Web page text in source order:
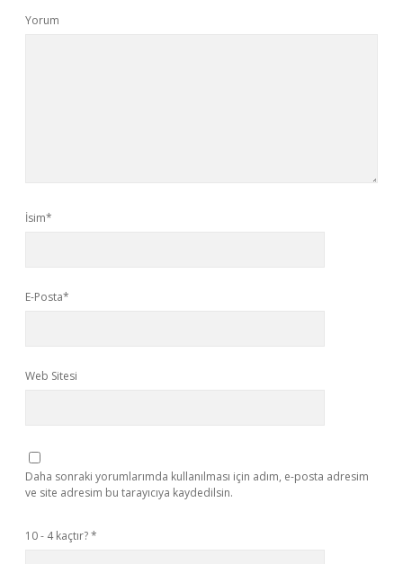
Yorum
İsim*
E-Posta*
Web Sitesi
Daha sonraki yorumlarımda kullanılması için adım, e-posta adresim
ve site adresim bu tarayıcıya kaydedilsin.
10 - 4 kaçtır?*